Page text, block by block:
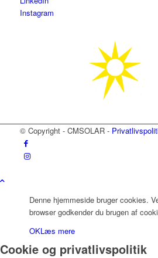
Instagram
© Copyright - CMSOLAR -
Denne hjemmeside bruger cookies.
browser godkender du brugen af
OKLæs mere
Cookie og privatlivspolitik